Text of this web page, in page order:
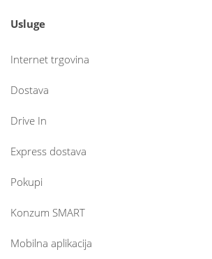
Usluge
Internet trgovina
Dostava
Drive In
Express dostava
Pokupi
Konzum SMART
Mobilna aplikacija